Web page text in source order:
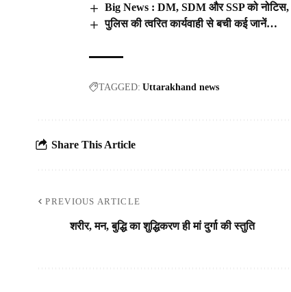
Big News : DM, SDM और SSP को नोटिस,
पुलिस की त्वरित कार्यवाही से बची कई जानें…
TAGGED: Uttarakhand news
Share This Article
PREVIOUS ARTICLE
शरीर, मन, बुद्धि का शुद्धिकरण ही मां दुर्गा की स्तुति